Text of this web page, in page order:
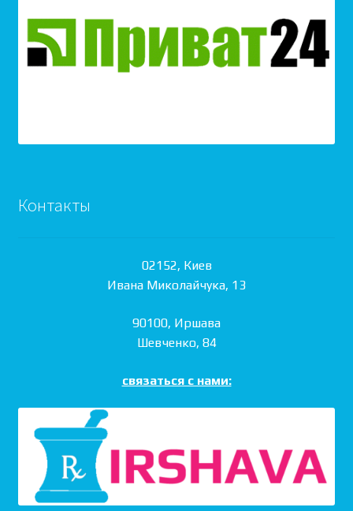
Контакты
02152, Киев
Ивана Миколайчука, 13
90100, Иршава
Шевченко, 84
связаться с нами: